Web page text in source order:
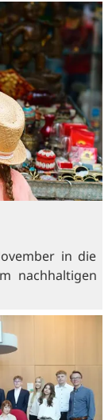
in die
nachhaltigen